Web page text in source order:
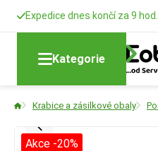
Expedice dnes končí za 9
Kategorie
Krabice a zásilkové obaly
Akce -20%